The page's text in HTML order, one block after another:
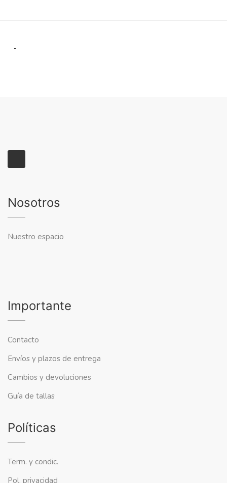
Nosotros
Nuestro espacio
Importante
Contacto
Envíos y plazos de entrega
Cambios y devoluciones
Guía de tallas
Políticas
Term. y condic.
Pol. privacidad